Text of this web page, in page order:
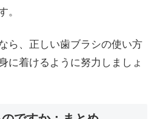
。
ら、正しい歯ブラシの使い方
に着けるように努力しましょ